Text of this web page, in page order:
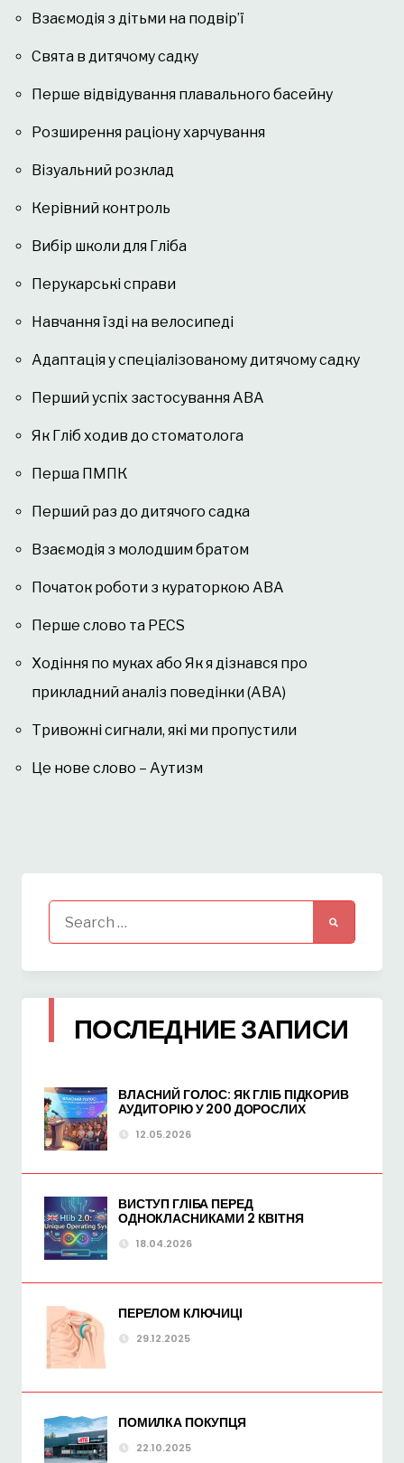
Взаємодія з дітьми на подвір’ї
Свята в дитячому садку
Перше відвідування плавального басейну
Розширення раціону харчування
Візуальний розклад
Керівний контроль
Вибір школи для Гліба
Перукарські справи
Навчання їзді на велосипеді
Адаптація у спеціалізованому дитячому садку
Перший успіх застосування АВА
Як Гліб ходив до стоматолога
Перша ПМПК
Перший раз до дитячого садка
Взаємодія з молодшим братом
Початок роботи з кураторкою АВА
Перше слово та PECS
Ходіння по муках або Як я дізнався про
прикладний аналіз поведінки (АВА)
Тривожні сигнали, які ми пропустили
Це нове слово – Аутизм
for:
ПОСЛЕДНИЕ ЗАПИСИ
ВЛАСНИЙ ГОЛОС: ЯК ГЛІБ ПІДКОРИВ
АУДИТОРІЮ У 200 ДОРОСЛИХ
12.05.2026
ВИСТУП ГЛІБА ПЕРЕД
ОДНОКЛАСНИКАМИ 2 КВІТНЯ
18.04.2026
ПЕРЕЛОМ КЛЮЧИЦІ
29.12.2025
ПОМИЛКА ПОКУПЦЯ
22.10.2025